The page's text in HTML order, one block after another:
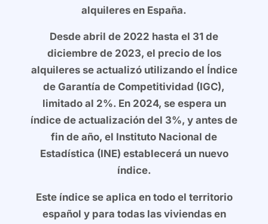
alquileres en España.
Desde abril de 2022 hasta el 31 de
diciembre de 2023, el precio de los
alquileres se actualizó utilizando el Índice
de Garantía de Competitividad (IGC),
limitado al 2%. En 2024, se espera un
índice de actualización del 3%, y antes de
fin de año, el Instituto Nacional de
Estadística (INE) establecerá un nuevo
índice.
Este índice se aplica en todo el territorio
español y para todas las viviendas en